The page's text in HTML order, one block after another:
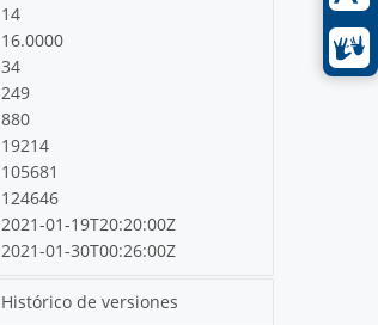
14
16.0000
34
249
880
19214
105681
124646
2021-01-19T20:20:00Z
2021-01-30T00:26:00Z
Histórico de versiones